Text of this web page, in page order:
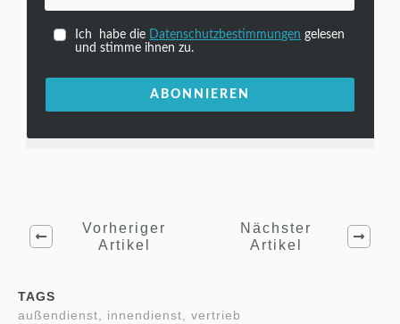
Ich habe die Datenschutzbestimmungen gelesen
und stimme ihnen zu.
ABONNIEREN
Vorheriger
Artikel
Nächster
Artikel
TAGS
außendienst, innendienst, vertrieb